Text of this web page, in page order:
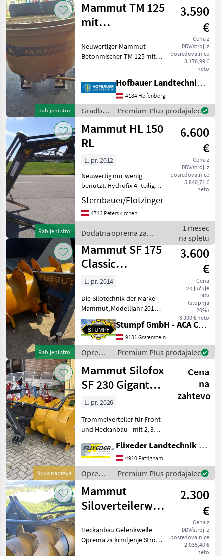
krmljenje
/
Mammut
Rabljeni stroj
Mammut TM 125
mit
3.590
€
Cena z
DDV/stroj iz
posredovalnice
3.176,99 €
neto
Neuwertiger Mammut
Betonmischer TM 125 mit
Dreipunkt-Aufnahme ,
Schwenkrutsche mit
Verlängerung , ... Sofort
Verfügbar !!
Hofbauer Landtechnik GmbH
4184 Helfenberg
Gradbeni
stroji /
Mammut
Premium Plus prodajalec
Rabljeni stroj
Mammut HL 150
RL
6.600
€
Cena z
DDV/stroj iz
posredovalnice
5.840,71 €
neto
L. pr. 2012
Neuwertig nur wenig
benutzt. Hydrofix 4- teilig
mit E- Stecker, Anbauteile
für Fendt 307, 308, 309 Ci.
potisni valj: dvojno delujoči,
konz
Sternbauer/Flotzinger
4743 Peterskirchen
Dodatna oprema za
traktorje / Mammut
1 mesec
na spletu
Rabljeni stroj
Mammut SF 175
Classic
Heckanbau
3.600
€
Cena
vključuje
DDV
(stopnja
20%)
3.000 € neto
L. pr. 2014
Die Silotechnik der Marke
Mammut, Modelljahr 2014,
präsentiert sich als
zuverlässiges und
effizientes Gerät für
landwirtschaftliche
Anwendungen. Dieses
Modell gehört
Stumpf GmbH - ACA Center Stumpf
9131 Grafenstein
Oprema
za
krmljenje
/
Mammut
Premium Plus prodajalec
Nova naprava
Mammut Silofox
SF 230 Gigant
Front-Heck
Cena
na
zahtevo
L. pr. 2026
Trommelverteiler für Front
und Heckanbau - mit 2, 30m
Trommeldurchmesser (inkl.
Schaufeln) - mit
Gelenkwelle - mit
Gerätedreieckanbau - mit
92
Flixeder Landtechnik GmbH
4910 Pattigham
Oprema
za
krmljenje
/
Mammut
Premium Plus prodajalec
Mammut
Siloverteilerwalze
2.300
€
Cena z
DDV/stroj iz
posredovalnice
2.035,40 €
neto
Heckanbau Gelenkwelle
Oprema za krmljenje Stroj